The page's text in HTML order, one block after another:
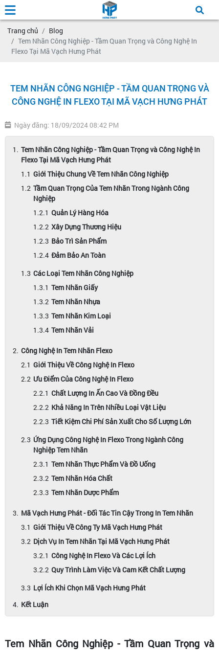
Trang chủ
Blog
Tem Nhãn Công Nghiệp - Tầm Quan Trọng và Công Nghệ In
Flexo Tại Mã Vạch Hưng Phát
TEM NHÃN CÔNG NGHIỆP - TẦM QUAN TRỌNG VÀ
CÔNG NGHỆ IN FLEXO TẠI MÃ VẠCH HƯNG PHÁT
Ngày đăng: 18/09/2024 08:42 PM
Tem Nhãn Công Nghiệp - Tầm Quan Trọng và Công Nghệ In
Flexo Tại Mã Vạch Hưng Phát
Giới Thiệu Chung Về Tem Nhãn Công Nghiệp
Tầm Quan Trọng Của Tem Nhãn Trong Ngành Công
Nghiệp
Quản Lý Hàng Hóa
Xây Dựng Thương Hiệu
Bảo Trì Sản Phẩm
Đảm Bảo An Toàn
Các Loại Tem Nhãn Công Nghiệp
Tem Nhãn Giấy
Tem Nhãn Nhựa
Tem Nhãn Kim Loại
Tem Nhãn Vải
Công Nghệ In Tem Nhãn Flexo
Giới Thiệu Về Công Nghệ In Flexo
Ưu Điểm Của Công Nghệ In Flexo
Chất Lượng In Ấn Cao Và Đồng Đều
Khả Năng In Trên Nhiều Loại Vật Liệu
Tiết Kiệm Chi Phí Sản Xuất Cho Số Lượng Lớn
Ứng Dụng Công Nghệ In Flexo Trong Ngành Công
Nghiệp Tem Nhãn
Tem Nhãn Thực Phẩm Và Đồ Uống
Tem Nhãn Hóa Chất
Tem Nhãn Dược Phẩm
Mã Vạch Hưng Phát - Đối Tác Tin Cậy Trong In Tem Nhãn
Giới Thiệu Về Công Ty Mã Vạch Hưng Phát
Dịch Vụ In Tem Nhãn Tại Mã Vạch Hưng Phát
Công Nghệ In Flexo Và Các Lợi Ích
Quy Trình Làm Việc Và Cam Kết Chất Lượng
Lợi Ích Khi Chọn Mã Vạch Hưng Phát
Kết Luận
Tem Nhãn Công Nghiệp - Tầm Quan Trọng và